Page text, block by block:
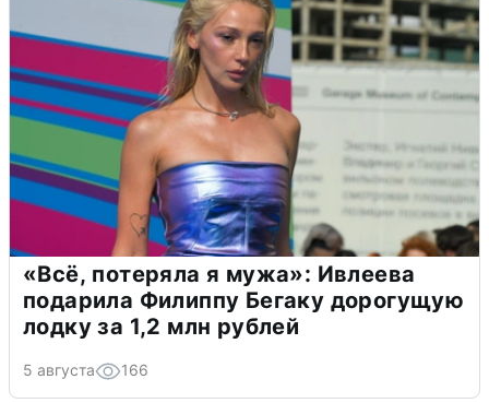
«Всё, потеряла я мужа»: Ивлеева
подарила Филиппу Бегаку дорогущую
лодку за 1,2 млн рублей
5 августа 166